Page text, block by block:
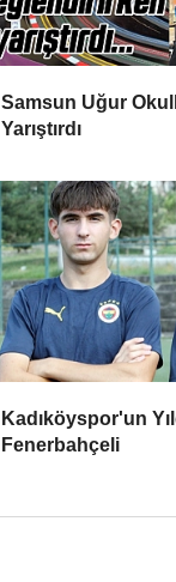
Samsun Uğur
Yarıştırdı
Kadıköyspor'un
Fenerbahçeli